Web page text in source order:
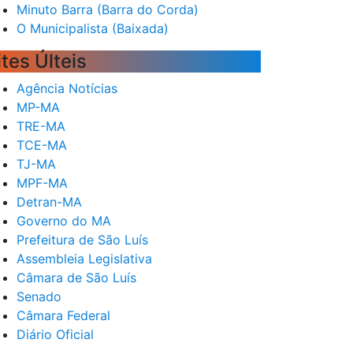
Minuto Barra (Barra do Corda)
O Municipalista (Baixada)
Últeis
Agência Notícias
MP-MA
TRE-MA
TCE-MA
TJ-MA
MPF-MA
Detran-MA
Governo do MA
Prefeitura de São Luís
Assembleia Legislativa
Câmara de São Luís
Senado
Câmara Federal
Diário Oficial